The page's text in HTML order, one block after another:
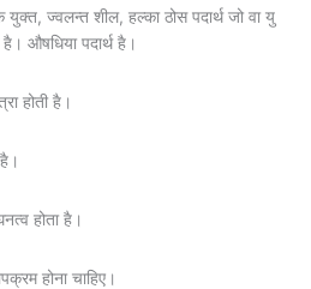
युक्त, ज्वलन्त शील, हल्का ठोस पदार्थ जो वा यु
औषधिया पदार्थ है।
होती है।
होता है।
होना चाहिए।